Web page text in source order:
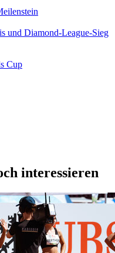
und Diamond-League-Sieg
Cup
interessieren